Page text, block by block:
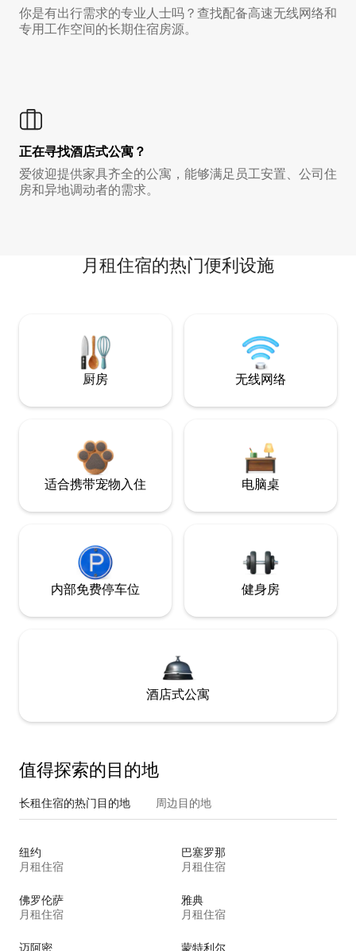
你是有出行需求的专业人士吗？查找配备高速无线网络和
专用工作空间的长期住宿房源。
正在寻找酒店式公寓？
爱彼迎提供家具齐全的公寓，能够满足员工安置、公司住
房和异地调动者的需求。
月租住宿的热门便利设施
厨房 无线网络
适合携带宠物入住 电脑桌
内部免费停车位 健身房
酒店式公寓
值得探索的目的地
长租住宿的热门目的地 周边目的地
纽约
月租住宿
巴塞罗那
月租住宿
佛罗伦萨
月租住宿
雅典
月租住宿
迈阿密 蒙特利尔